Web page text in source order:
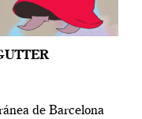
de Barcelona